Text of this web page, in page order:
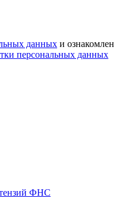
данных и ознакомлен
персональных данных
ФНС